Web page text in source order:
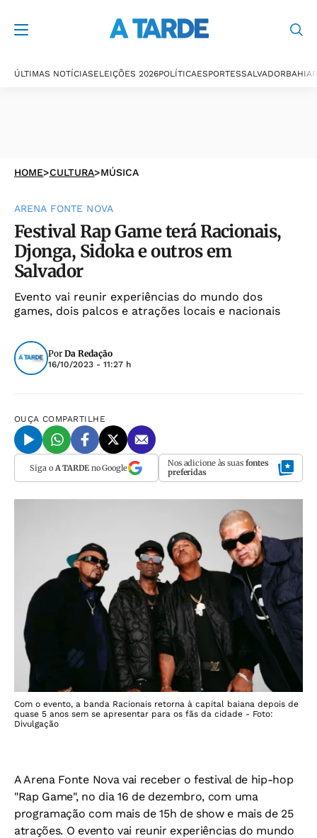
ÚLTIMAS NOTÍCIASELEIÇÕES 2026POLÍTICAESPORTESSALVADORBAHIA
HOME>CULTURA>MÚSICA
ARENA FONTE NOVA
Festival Rap Game terá Racionais,
Djonga, Sidoka e outros em
Salvador
Evento vai reunir experiências do mundo dos
games, dois palcos e atrações locais e nacionais
Por Da Redação
16/10/2023 - 11:27 h
OUÇA COMPARTILHE
Siga o A TARDEno Google Nos adicione às suas fontes
preferidas
Com o evento, a banda Racionais retorna à capital baiana depois de
quase 5 anos sem se apresentar para os fãs da cidade - Foto:
Divulgação
A Arena Fonte Nova vai receber o festival de hip-hop
"Rap Game", no dia 16 de dezembro, com uma
programação com mais de 15h de show e mais de 25
atrações. O evento vai reunir experiências do mundo